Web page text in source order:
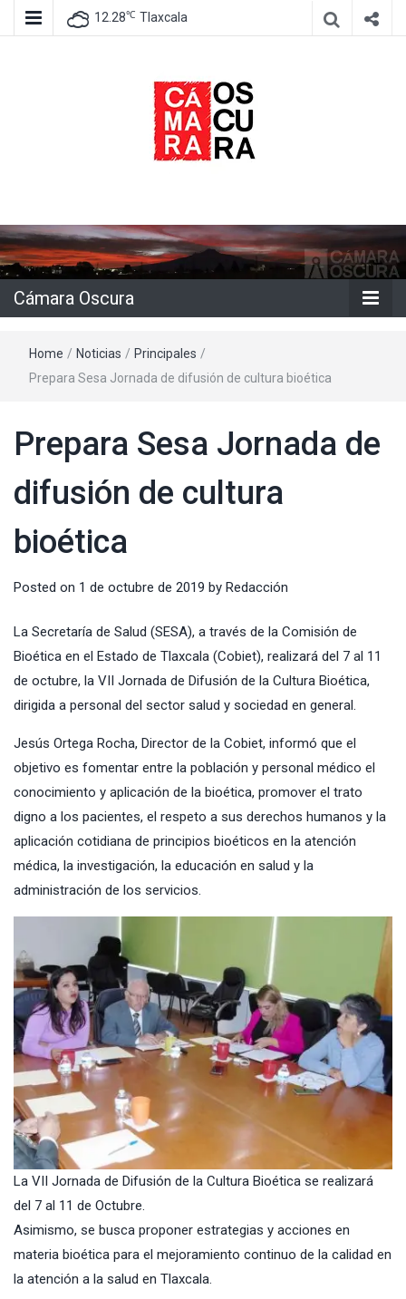
12.28℃ Tlaxcala
Cámara
Oscura
Cámara Oscura
Home / Noticias / Principales /
Prepara Sesa Jornada de difusión de cultura bioética
Prepara Sesa Jornada de
difusión de cultura
bioética
Posted on 1 de octubre de 2019 by Redacción
La Secretaría de Salud (SESA), a través de la Comisión de
Bioética en el Estado de Tlaxcala (Cobiet), realizará del 7 al 11
de octubre, la VII Jornada de Difusión de la Cultura Bioética,
dirigida a personal del sector salud y sociedad en general.
Jesús Ortega Rocha, Director de la Cobiet, informó que el
objetivo es fomentar entre la población y personal médico el
conocimiento y aplicación de la bioética, promover el trato
digno a los pacientes, el respeto a sus derechos humanos y la
aplicación cotidiana de principios bioéticos en la atención
médica, la investigación, la educación en salud y la
administración de los servicios.
La VII Jornada de Difusión de la Cultura Bioética se realizará
del 7 al 11 de Octubre.
Asimismo, se busca proponer estrategias y acciones en
materia bioética para el mejoramiento continuo de la calidad en
la atención a la salud en Tlaxcala.